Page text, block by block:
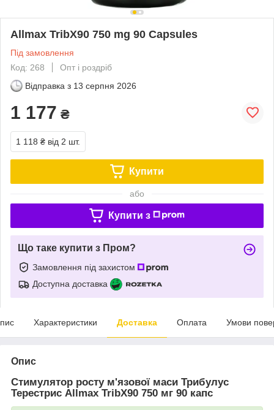
Allmax TribX90 750 mg 90 Capsules
Під замовлення
Код: 268
Опт і роздріб
Відправка з 13 серпня 2026
1 177 ₴
1 118 ₴ від 2 шт.
Купити
або
Купити з
Що таке купити з Пром?
Замовлення під захистом
Доступна доставка
Характеристики Доставка Оплата Умови
Опис
Стимулятор росту м'язової маси Трибулус
Терестрис Allmax TribX90 750 мг 90 капс